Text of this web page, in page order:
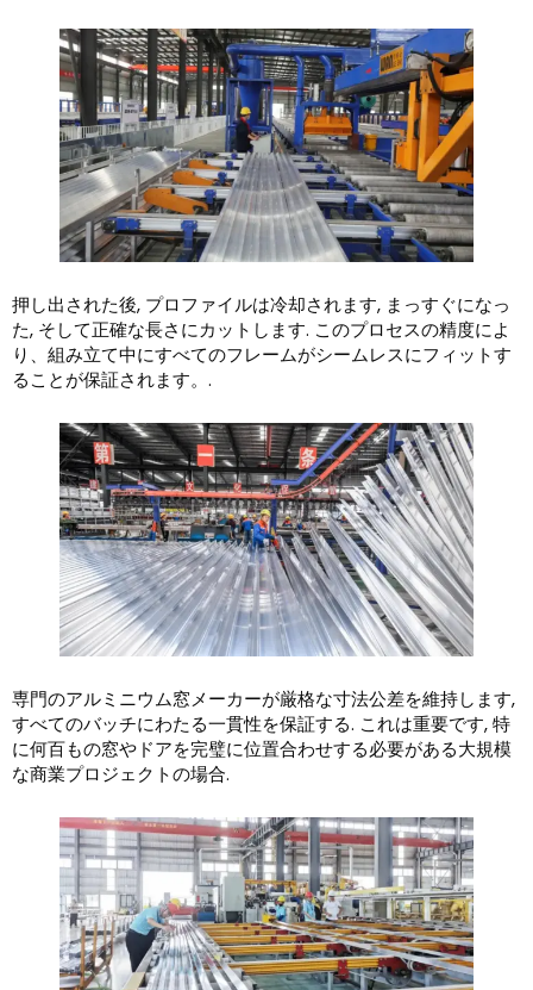
押し出された後, プロファイルは冷却されます, まっすぐになっ
た, そして正確な長さにカットします. このプロセスの精度によ
り、組み立て中にすべてのフレームがシームレスにフィットす
ることが保証されます。.
専門のアルミニウム窓メーカーが厳格な寸法公差を維持します,
すべてのバッチにわたる一貫性を保証する. これは重要です, 特
に何百もの窓やドアを完璧に位置合わせする必要がある大規模
な商業プロジェクトの場合.